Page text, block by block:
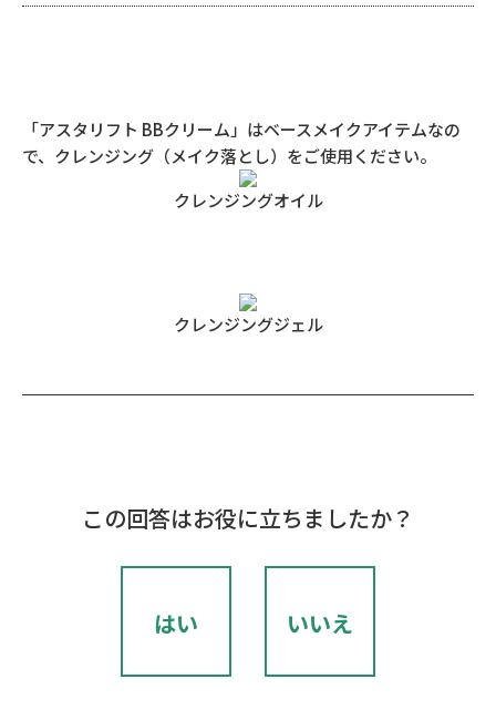
「アスタリフト BBクリーム」はベースメイクアイテムなの
で、クレンジング（メイク落とし）をご使用ください。
クレンジングオイル
クレンジングジェル
この回答はお役に立ちましたか？
はい いいえ